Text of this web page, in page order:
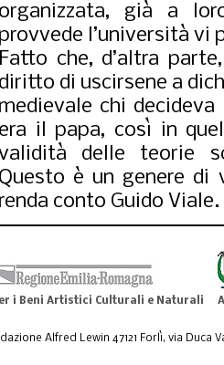
organizzata, già a
provvede l’università vi
Fatto che, d’altra
diritto di uscirsene a
medievale chi
era il papa, così in
delle teorie
Questo è un genere
renda conto Guido Viale.
i Beni Artistici Culturali e Naturali
Alfred Lewin 47121 Forlì, via Duca